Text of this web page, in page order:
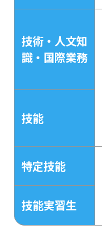
技術・人文知
識・国際業務
技能
特定技能
技能実習生